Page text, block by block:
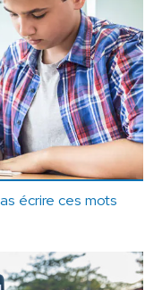
écrire ces mots